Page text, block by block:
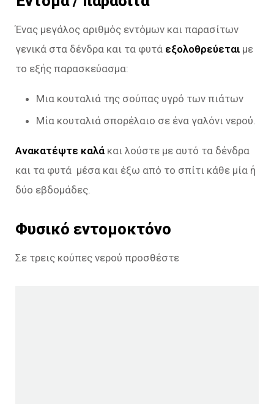
Ένας μεγάλος αριθμός εντόμων και παρασίτων
γενικά στα δένδρα και τα φυτά εξολοθρεύεται με
το εξής παρασκεύασμα:
Μια κουταλιά της σούπας υγρό των πιάτων
Μία κουταλιά σπορέλαιο σε ένα γαλόνι νερού.
Ανακατέψτε καλά και λούστε με αυτό τα δένδρα
και τα φυτά μέσα και έξω από το σπίτι κάθε μία ή
δύο εβδομάδες.
Φυσικό εντομοκτόνο
Σε τρεις κούπες νερού προσθέστε